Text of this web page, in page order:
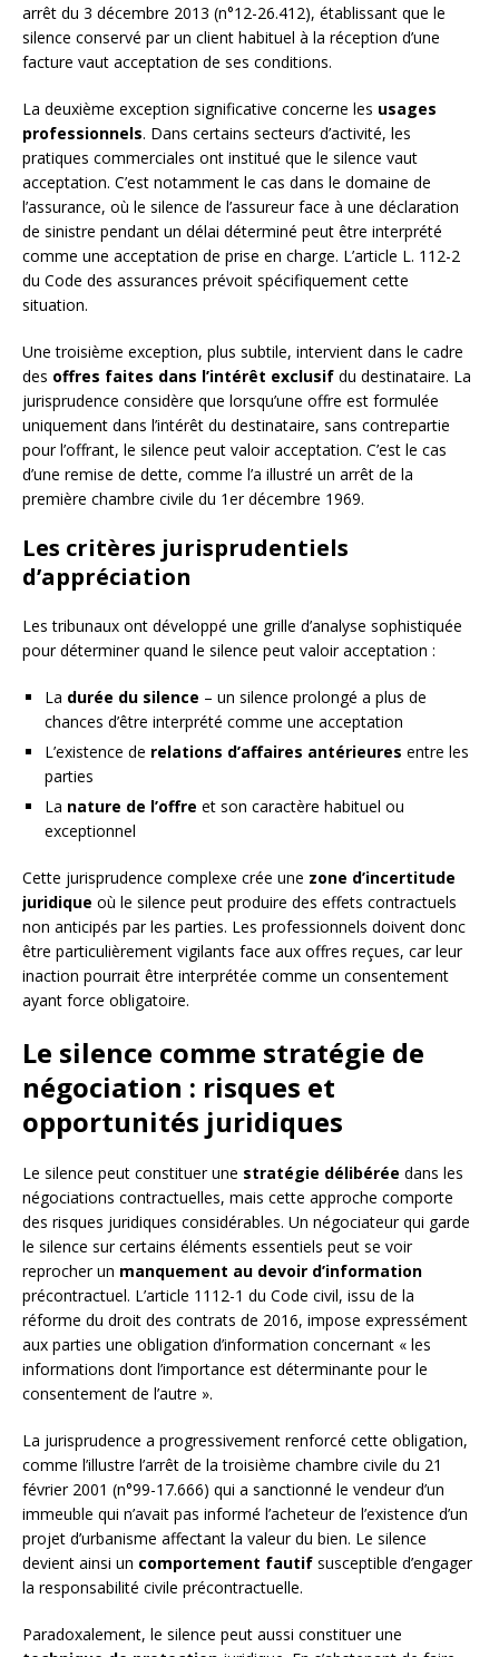
arrêt du 3 décembre 2013 (n°12-26.412), établissant que le
silence conservé par un client habituel à la réception d’une
facture vaut acceptation de ses conditions.
La deuxième exception significative concerne les usages
professionnels. Dans certains secteurs d’activité, les
pratiques commerciales ont institué que le silence vaut
acceptation. C’est notamment le cas dans le domaine de
l’assurance, où le silence de l’assureur face à une déclaration
de sinistre pendant un délai déterminé peut être interprété
comme une acceptation de prise en charge. L’article L. 112-2
du Code des assurances prévoit spécifiquement cette
situation.
Une troisième exception, plus subtile, intervient dans le cadre
des offres faites dans l’intérêt exclusif du destinataire. La
jurisprudence considère que lorsqu’une offre est formulée
uniquement dans l’intérêt du destinataire, sans contrepartie
pour l’offrant, le silence peut valoir acceptation. C’est le cas
d’une remise de dette, comme l’a illustré un arrêt de la
première chambre civile du 1er décembre 1969.
Les critères jurisprudentiels
d’appréciation
Les tribunaux ont développé une grille d’analyse sophistiquée
pour déterminer quand le silence peut valoir acceptation :
La durée du silence – un silence prolongé a plus de
chances d’être interprété comme une acceptation
L’existence de relations d’affaires antérieures entre les
parties
La nature de l’offre et son caractère habituel ou
exceptionnel
Cette jurisprudence complexe crée une zone d’incertitude
juridique où le silence peut produire des effets contractuels
non anticipés par les parties. Les professionnels doivent donc
être particulièrement vigilants face aux offres reçues, car leur
inaction pourrait être interprétée comme un consentement
ayant force obligatoire.
Le silence comme stratégie de
négociation : risques et
opportunités juridiques
Le silence peut constituer une stratégie délibérée dans les
négociations contractuelles, mais cette approche comporte
des risques juridiques considérables. Un négociateur qui garde
le silence sur certains éléments essentiels peut se voir
reprocher un manquement au devoir d’information
précontractuel. L’article 1112-1 du Code civil, issu de la
réforme du droit des contrats de 2016, impose expressément
aux parties une obligation d’information concernant « les
informations dont l’importance est déterminante pour le
consentement de l’autre ».
La jurisprudence a progressivement renforcé cette obligation,
comme l’illustre l’arrêt de la troisième chambre civile du 21
février 2001 (n°99-17.666) qui a sanctionné le vendeur d’un
immeuble qui n’avait pas informé l’acheteur de l’existence d’un
projet d’urbanisme affectant la valeur du bien. Le silence
devient ainsi un comportement fautif susceptible d’engager
la responsabilité civile précontractuelle.
Paradoxalement, le silence peut aussi constituer une